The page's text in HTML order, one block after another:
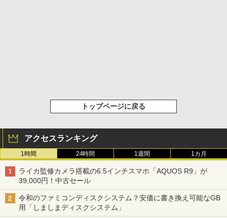
トップページに戻る
アクセスランキング
1時間 24時間 1週間 1カ月
ライカ監修カメラ搭載の6.5インチスマホ「AQUOS R9」が
39,000円！中古セール
令和のファミコンディスクシステム？安価に書き換え可能なGB
用「しましまディスクシステム」